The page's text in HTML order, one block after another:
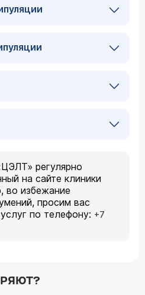
регулярно
на сайте клиники
во избежание
просим вас
по телефону: +7